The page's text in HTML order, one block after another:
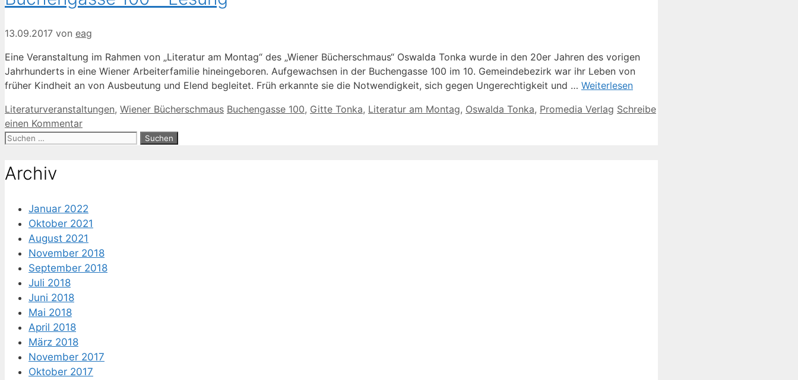
13.09.2017 von eag
Eine Veranstaltung im Rahmen von „Literatur am Montag“ des „Wiener Bücherschmaus“ Oswalda Tonka wurde in den 20er Jahren des vorigen
Jahrhunderts in eine Wiener Arbeiterfamilie hineingeboren. Aufgewachsen in der Buchengasse 100 im 10. Gemeindebezirk war ihr Leben von
früher Kindheit an von Ausbeutung und Elend begleitet. Früh erkannte sie die Notwendigkeit, sich gegen Ungerechtigkeit und … Weiterlesen
Kategorien
Literaturveranstaltungen, Wiener Bücherschmaus Schlagwörter
Buchengasse 100, Gitte Tonka, Literatur am Montag, Oswalda Tonka, Promedia Verlag Schreibe
einen Kommentar
Suche
Archiv
Januar 2022
Oktober 2021
August 2021
November 2018
September 2018
Juli 2018
Juni 2018
Mai 2018
April 2018
März 2018
November 2017
Oktober 2017